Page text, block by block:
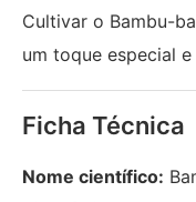
Cultivar o Bambu-
um toque especial
Ficha Técnica
Nome científico: